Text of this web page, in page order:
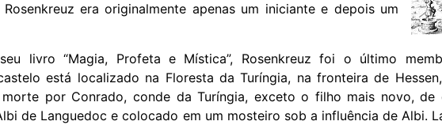
era originalmente apenas um iniciante e depois um
livro “Magia, Profeta e Mística”, Rosenkreuz foi o último
está localizado na Floresta da Turíngia, na fronteira de
por Conrado, conde da Turíngia, exceto o filho mais novo, de
de Languedoc e colocado em um mosteiro sob a influência de Albi.